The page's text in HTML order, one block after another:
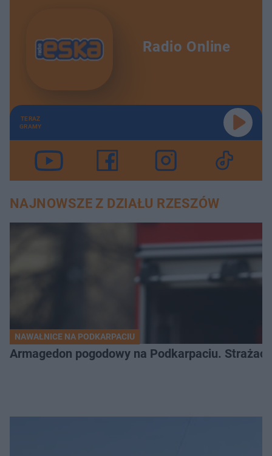
Radio Online
TERAZ
GRAMY
NAJNOWSZE Z DZIAŁU RZESZÓW
NAWAŁNICE NA PODKARPACIU
Armagedon pogodowy na Podkarpaciu.